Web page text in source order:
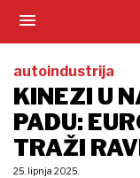
autoindustrija
KINEZI U
PADU:
TRAŽI
25. lipnja 2025.